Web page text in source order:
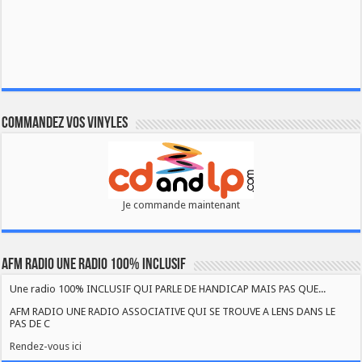
Commandez vos vinyles
Je commande maintenant
AFM RADIO UNE RADIO 100% INCLUSIF
Une radio 100% INCLUSIF QUI PARLE DE HANDICAP MAIS PAS QUE...
AFM RADIO UNE RADIO ASSOCIATIVE QUI SE TROUVE A LENS DANS LE
PAS DE C
Rendez-vous ici